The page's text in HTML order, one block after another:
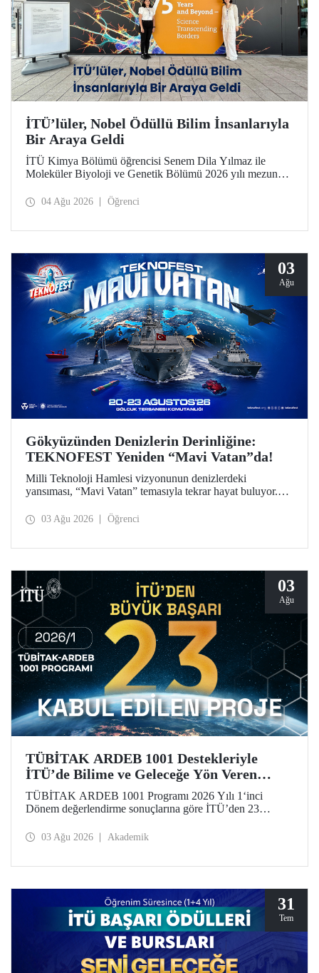
İTÜ’lüler, Nobel Ödüllü Bilim İnsanlarıyla
Bir Araya Geldi
İTÜ Kimya Bölümü öğrencisi Senem Dila Yılmaz ile
Moleküler Biyoloji ve Genetik Bölümü 2026 yılı mezunu
Etkinliklere Katılım Desteği kapsamında 75’inci Lindau
04 Ağu 2026 Öğrenci
03
Ağu
Gökyüzünden Denizlerin Derinliğine:
TEKNOFEST Yeniden “Mavi Vatan”da!
Milli Teknoloji Hamlesi vizyonunun denizlerdeki
yansıması, “Mavi Vatan” temasıyla tekrar hayat buluyor.
tarihlerinde Gölcük Tersanesi Komutanlığı’nda
03 Ağu 2026 Öğrenci
03
Ağu
TÜBİTAK ARDEB 1001 Destekleriyle
İTÜ’de Bilime ve Geleceğe Yön Veren
Başarı
TÜBİTAK ARDEB 1001 Programı 2026 Yılı 1‘inci
Dönem değerlendirme sonuçlarına göre İTÜ’den 23
03 Ağu 2026 Akademik
31
Tem